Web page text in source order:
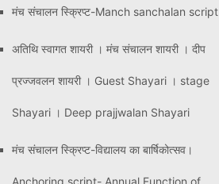
मंच संचालन स्क्रिप्ट-Manch sanchalan script
अतिथि स्वागत शायरी । मंच संचालन शायरी । दीप
प्रज्जवलन शायरी । Guest Shayari । stage
Shayari । Deep prajjwalan Shayari
मंच संचालन स्क्रिप्ट-विद्यालय का बार्षिकोत्सव।
Anchoring script- Annual Function of